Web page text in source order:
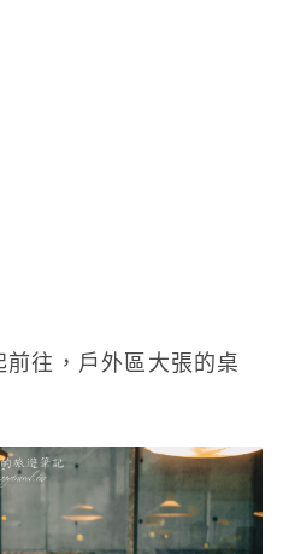
往，戶外區大張的桌